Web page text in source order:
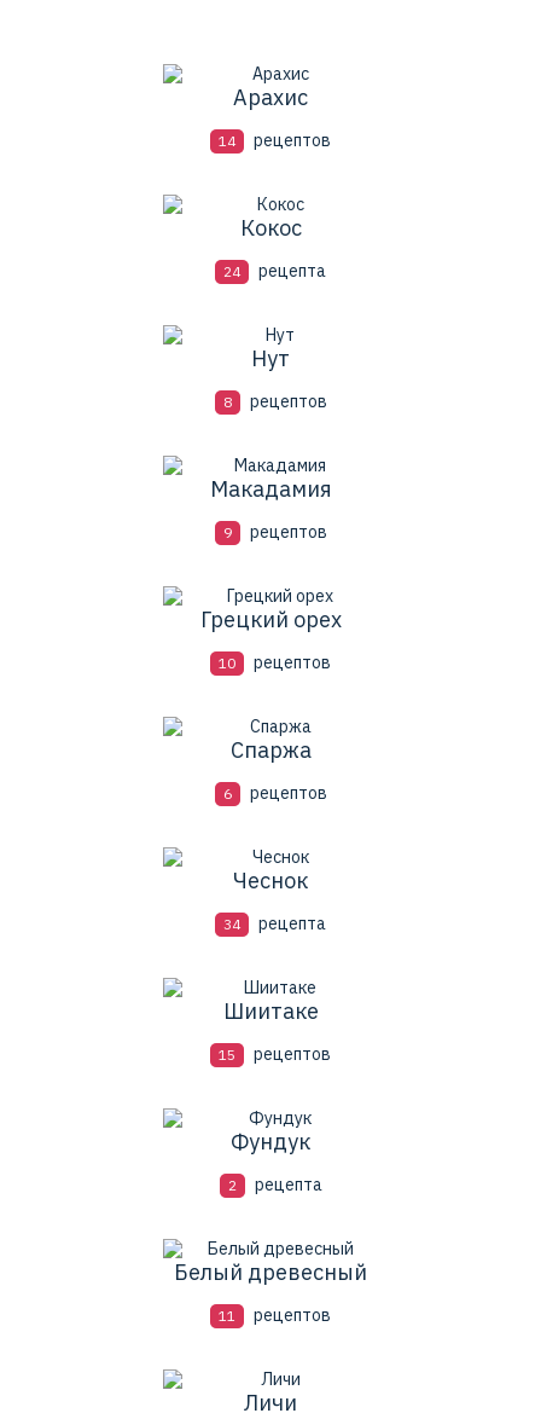
Арахис
14 рецептов
Кокос
24 рецепта
Нут
8 рецептов
Макадамия
9 рецептов
Грецкий орех
10 рецептов
Спаржа
6 рецептов
Чеснок
34 рецепта
Шиитаке
15 рецептов
Фундук
2 рецепта
Белый древесный
11 рецептов
Личи